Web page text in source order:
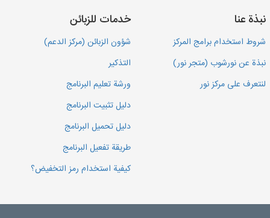
نبذة عنا
شروط استخدام برامج المركز
نبذة عن نورشوب (متجر نور)
لنتعرف على مركز نور
خدمات للزبائن
شؤون الزبائن (مركز الدعم)
التذكير
ورشة تعليم البرنامج
دليل تثبيت البرنامج
دليل تحميل البرنامج
طريقة تفعيل البرنامج
كيفية استخدام رمز التخفيض؟